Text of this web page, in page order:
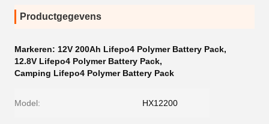
Productgegevens
Markeren: 12V 200Ah Lifepo4 Polymer Battery Pack,
12.8V Lifepo4 Polymer Battery Pack,
Camping Lifepo4 Polymer Battery Pack
Model: HX12200